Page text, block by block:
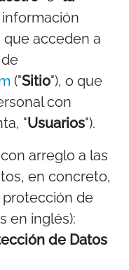
información
que acceden a
("Sitio"), o que
con
"Usuarios").
arreglo a las
en concreto,
de
en inglés):
de Datos